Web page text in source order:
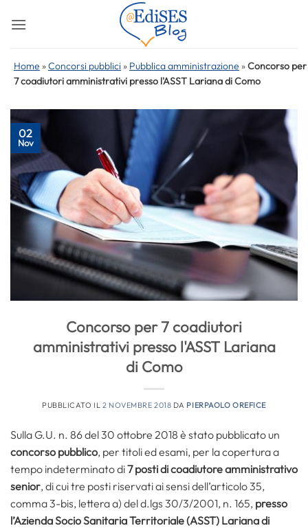
Home »Concorsi pubblici » Pubblica amministrazione »Concorso per
7 coadiutori amministrativi presso l'ASST Lariana di Como
02
Nov
Concorso per 7 coadiutori
amministrativi presso l'ASST Lariana
di Como
PUBBLICATO IL 2 NOVEMBRE 2018 DA PIERPAOLO OREFICE
Sulla G.U. n. 86 del 30 ottobre 2018 è stato pubblicato un
concorso pubblico, per titoli ed esami, per la copertura a
tempo indeterminato di7 posti di coadiutore amministrativo
senior, di cui tre posti riservati ai sensi dell’articolo 35,
comma 3-bis, lettera a) del d.lgs 30/3/2001, n. 165, presso
l’Azienda Socio Sanitaria Territoriale (ASST) Lariana di